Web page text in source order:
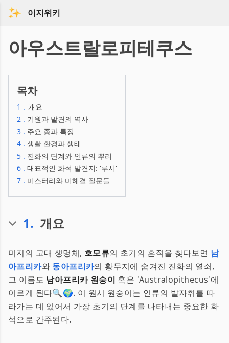
이지위키
아우스트랄로피테쿠스
목차
1 . 개요
2 . 기원과 발견의 역사
3 . 주요 종과 특징
4 . 생활 환경과 생태
5 . 진화의 단계와 인류의 뿌리
6 . 대표적인 화석 발견지: '루시'
7 . 미스터리와 미해결 질문들
1. 개요
미지의 고대 생명체, 호모류의 초기의 흔적을 찾다보면 남
아프리카와 동아프리카의 황무지에 숨겨진 진화의 열쇠,
그 이름도 남아프리카 원숭이 혹은 'Australopithecus'에
이르게 된다🔍🌍. 이 원시 원숭이는 인류의 발자취를 따
라가는 데 있어서 가장 초기의 단계를 나타내는 중요한 화
석으로 간주된다.